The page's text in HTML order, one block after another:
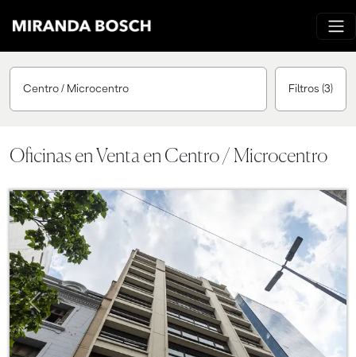
Centro / Microcentro Filtros (3)
Oficinas en Venta en Centro / Microcentro
Previous Next